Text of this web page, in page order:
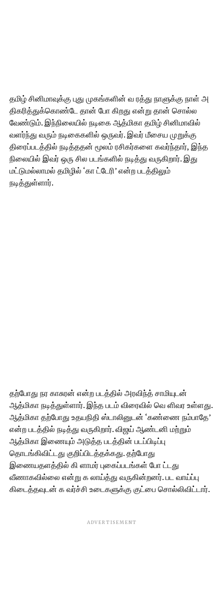
தமிழ் சினிமாவுக்கு புது முகங்களின் வ ரத்து நாளுக்கு நாள் அ
திகரித்துக்கொண்டே தான் போ கிறது என்று தான் சொல்ல
வேண்டும். இந்நிலையில் நடிகை ஆத்மிகா தமிழ் சினிமாவில்
வளர்ந்து வரும் நடிகைகளில் ஒருவர். இவர் மீசைய முறுக்கு
திரைப்படத்தில் நடித்ததன் மூலம் ரசிகர்களை கவர்ந்தார், இந்த
நிலையில் இவர் ஒரு சில படங்களில் நடித்து வருகிறார். இது
மட்டுமல்லாமல் தமிழில் ‘கா ட்டேரி’ என்ற படத்திலும்
நடித்துள்ளார்.
தற்போது நர காசுரன் என்ற படத்தில் அரவிந்த் சாமியுடன்
ஆத்மிகா நடித்துள்ளார். இந்த படம் விரைவில் வெ ளிவர உள்ளது.
ஆத்மிகா தற்போது உதயநிதி ஸ்டாலினுடன் ‘கண்ணை நம்பாதே’
என்ற படத்தில் நடித்து வருகிறார். விஜய் ஆண்டனி மற்றும்
ஆத்மிகா இணையும் அடுத்த படத்தின் படப்பிடிப்பு
தொடங்கிவிட்டது குறிப்பிடத்தக்கது. தற்போது
இணையதளத்தில் கி ளாமர் புகைப்படங்கள் போ ட்டது
வீணாகவில்லை என்று க லாய்த்து வருகின்றனர். பட வாய்ப்பு
கிடைத்தவுடன் க வர்ச்சி உடைகளுக்கு குட்பை சொல்லிவிட்டார்.
ADVERTISEMENT